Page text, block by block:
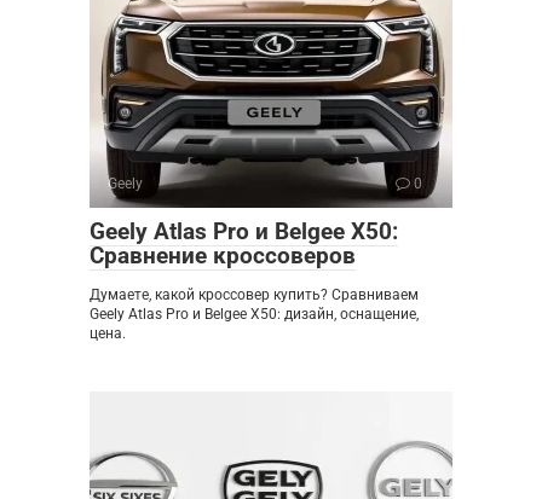
Geely 0
Geely Atlas Pro и Belgee X50:
Сравнение кроссоверов
Думаете, какой кроссовер купить? Сравниваем
Geely Atlas Pro и Belgee X50: дизайн, оснащение,
цена.